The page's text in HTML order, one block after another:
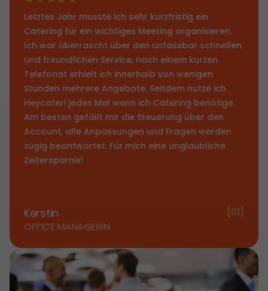
Letztes Jahr musste ich sehr kurzfristig ein
Catering für ein wichtiges Meeting organisieren.
Ich war überrascht über den unfassbar schnellen
und freundlichen Service, nach einem kurzen
Telefonat erhielt ich innerhalb von wenigen
Stunden mehrere Angebote. Seitdem nutze ich
Heycater! jedes Mal wenn ich Catering benötige.
Am besten gefällt mir die Steuerung über den
Account, alle Anpassungen und Fragen werden
zügig beantwortet. Für mich eine unglaubliche
Zeitersparnis!
Kerstin
OFFICE MANAGERIN
[01]